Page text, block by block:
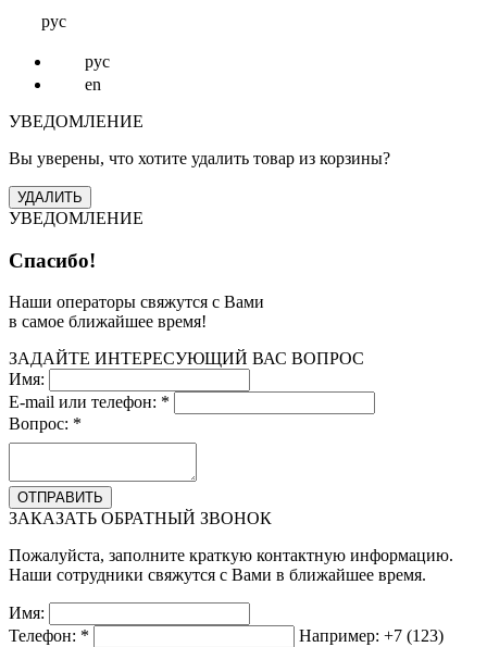
рус
рус
en
УВЕДОМЛЕНИЕ
Вы уверены, что хотите удалить товар из корзины?
УВЕДОМЛЕНИЕ
Спасибо!
Наши операторы свяжутся с Вами
в самое ближайшее время!
ЗАДАЙТЕ ИНТЕРЕСУЮЩИЙ ВАС ВОПРОС
Имя:
E-mail или телефон: *
Вопрос: *
ЗАКАЗАТЬ ОБРАТНЫЙ ЗВОНОК
Пожалуйста, заполните краткую контактную информацию.
Наши сотрудники свяжутся с Вами в ближайшее время.
Имя:
Телефон: *
Например: +7 (123)